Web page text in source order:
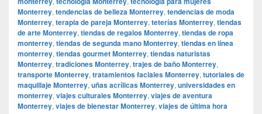
Monterrey, tendencias de belleza Monterrey, tendencias de moda
Monterrey, terapia de pareja Monterrey, teterías Monterrey, tiendas
de arte Monterrey, tiendas de regalos Monterrey, tiendas de ropa
monterrey, tiendas de segunda mano Monterrey, tiendas en línea
monterrey, tiendas gourmet Monterrey, tiendas naturistas
Monterrey, tradiciones Monterrey, trajes de baño Monterrey,
transporte Monterrey, tratamientos faciales Monterrey, tutoriales de
maquillaje Monterrey, uñas acrílicas Monterrey, universidades en
monterrey, viajes culturales Monterrey, viajes de aventura
Monterrey, viajes de bienestar Monterrey, viajes de última hora